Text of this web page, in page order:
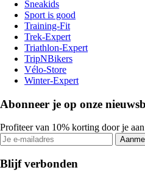
Sneakids
Sport is good
Training-Fit
Trek-Expert
Triathlon-Expert
TripNBikers
Vélo-Store
Winter-Expert
Abonneer je op onze
Profiteer van 10% korting door je
Blijf verbonden